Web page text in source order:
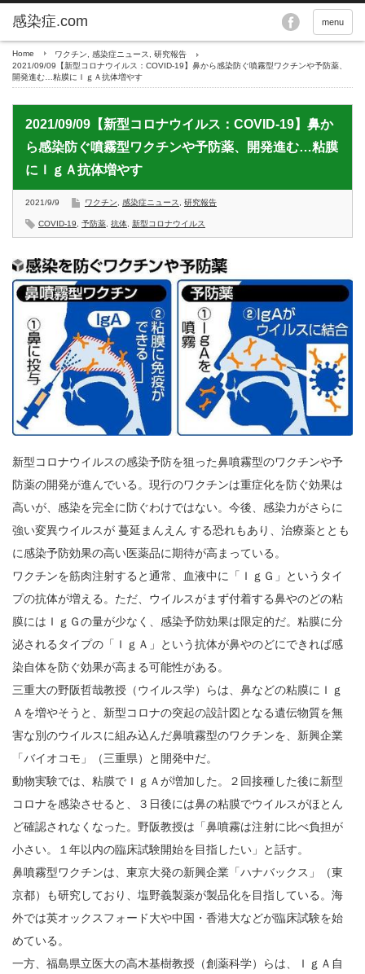
menu
Home ワクチン 感染症ニュース
研究報告
2021/09/09【新型コロナウイルス：COVID-19】鼻から感染防ぐ噴霧型ワクチンや予防薬、
開発進む…粘膜にＩｇＡ抗体増やす
2021/09/09【新型コロナウイルス：COVID-19】鼻か
ら感染防ぐ噴霧型ワクチンや予防薬、開発進む…粘膜
にＩｇＡ抗体増やす
2021/9/9 ワクチン 感染症ニュース 研究報告
COVID-19 予防薬 抗体 新型コロナウイルス
新型コロナウイルスの感染予防を狙った鼻噴霧型のワクチンや予
防薬の開発が進んでいる。現行のワクチンは重症化を防ぐ効果は
高いが、感染を完全に防ぐわけではない。今後、感染力がさらに
強い変異ウイルスが 蔓延まんえん する恐れもあり、治療薬ととも
に感染予防効果の高い医薬品に期待が高まっている。
ワクチンを筋肉注射すると通常、血液中に「ＩｇＧ」というタイ
プの抗体が増える。ただ、ウイルスがまず付着する鼻やのどの粘
膜にはＩｇＧの量が少なく、感染予防効果は限定的だ。粘膜に分
泌されるタイプの「ＩｇＡ」という抗体が鼻やのどにできれば感
染自体を防ぐ効果が高まる可能性がある。
三重大の野阪哲哉教授（ウイルス学）らは、鼻などの粘膜にＩｇ
Ａを増やそうと、新型コロナの突起の設計図となる遺伝物質を無
害な別のウイルスに組み込んだ鼻噴霧型のワクチンを、新興企業
「バイオコモ」（三重県）と開発中だ。
動物実験では、粘膜でＩｇＡが増加した。２回接種した後に新型
コロナを感染させると、３日後には鼻の粘膜でウイルスがほとん
ど確認されなくなった。野阪教授は「鼻噴霧は注射に比べ負担が
小さい。１年以内の臨床試験開始を目指したい」と話す。
鼻噴霧型ワクチンは、東京大発の新興企業「ハナバックス」（東
京都）も研究しており、塩野義製薬が製品化を目指している。海
外では英オックスフォード大や中国・香港大などが臨床試験を始
めている。
一方、福島県立医大の高木基樹教授（創薬科学）らは、ＩｇＡ自